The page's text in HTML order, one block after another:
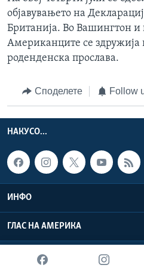
објавувањето на
Британија. Во Вашингтон
Американците се здружија
роденденска прослава.
Споделете Follow
НАКУСО...
ИНФО
ГЛАС НА АМЕРИКА
Глас на Америка © 2026